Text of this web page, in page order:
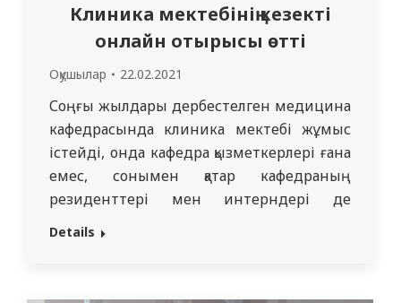
Клиника мектебінің кезекті
онлайн отырысы өтті
Оқушылар 22.02.2021
Соңғы жылдары дербестелген медицина
кафедрасында клиника мектебі жұмыс
істейді, онда кафедра қызметкерлері ғана
емес, сонымен қатар кафедраның
резиденттері мен интерндері де
белсенділік танытады. Клиника
Details